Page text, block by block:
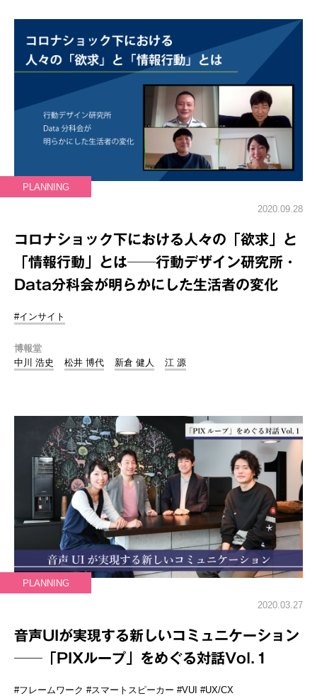
PLANNING
2020.09.28
コロナショック下における人々の「欲求」と
「情報行動」とは──行動デザイン研究所・
Data分科会が明らかにした生活者の変化
#インサイト
博報堂
中川 浩史
松井 博代 新倉 健人 江 源
PLANNING
2020.03.27
音声UIが実現する新しいコミュニケーション
──「PIXループ」をめぐる対話Vol.１
#フレームワーク #スマートスピーカー #VUI #UX/CX